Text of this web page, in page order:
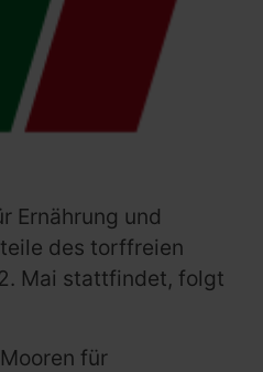
Ernährung und
des torffreien
Mai stattfindet, folgt
für